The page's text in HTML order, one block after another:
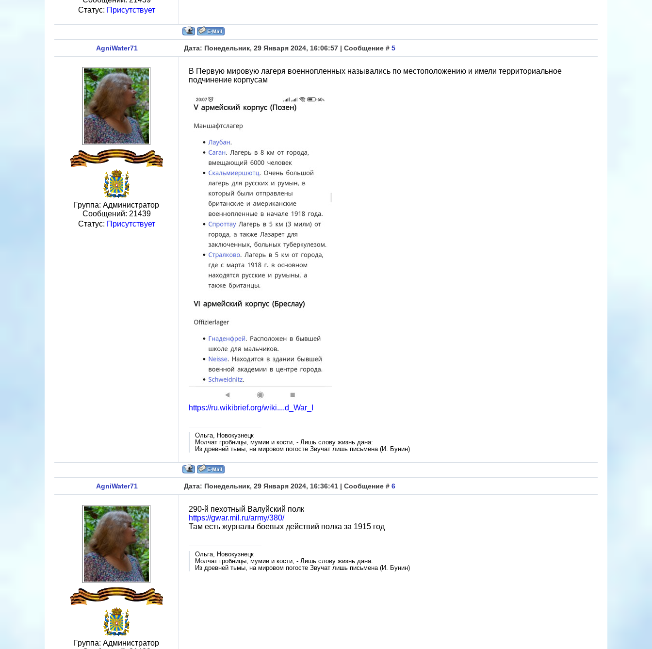
Статус: Присутствует
AgniWater71 Дата: Понедельник, 29 Января 2024, 16:06:57 | Сообщение # 5
Группа: Администратор
Сообщений: 21439
Статус: Присутствует
В Первую мировую лагеря военнопленных назывались по местоположению и имели территориальное
подчинение корпусам
https://ru.wikibrief.org/wiki....d_War_I
Ольга, Новокузнецк
Молчат гробницы, мумии и кости, - Лишь слову жизнь дана:
Из древней тьмы, на мировом погосте Звучат лишь письмена (И. Бунин)
AgniWater71 Дата: Понедельник, 29 Января 2024, 16:36:41 | Сообщение # 6
Группа: Администратор
290-й пехотный Валуйский полк
https://gwar.mil.ru/army/380/
Там есть журналы боевых действий полка за 1915 год
Ольга, Новокузнецк
Молчат гробницы, мумии и кости, - Лишь слову жизнь дана:
Из древней тьмы, на мировом погосте Звучат лишь письмена (И. Бунин)